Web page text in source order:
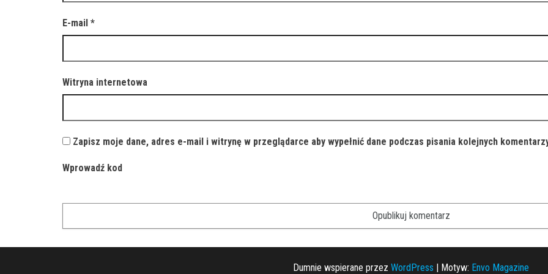
E-mail *
Witryna internetowa
Zapisz moje dane, adres e-mail i witrynę w przeglądarce aby wypełnić dane podczas pisania kolejnych
Wprowadź kod
Dumnie wspierane przez WordPress | Motyw: Envo Magazine